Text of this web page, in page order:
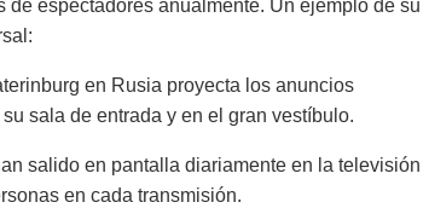
de espectadores anualmente. Un ejemplo de su
en Rusia proyecta los anuncios
su sala de entrada y en el gran vestíbulo.
salido en pantalla diariamente en la televisión
en cada transmisión.